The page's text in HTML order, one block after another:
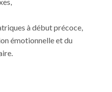
à début précoce,
émotionnelle et du